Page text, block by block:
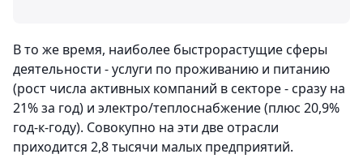
В то же время, наиболее быстрорастущие сферы
деятельности - услуги по проживанию и питанию
(рост числа активных компаний в секторе - сразу на
21% за год) и электро/теплоснабжение (плюс 20,9%
год-к-году). Совокупно на эти две отрасли
приходится 2,8 тысячи малых предприятий.